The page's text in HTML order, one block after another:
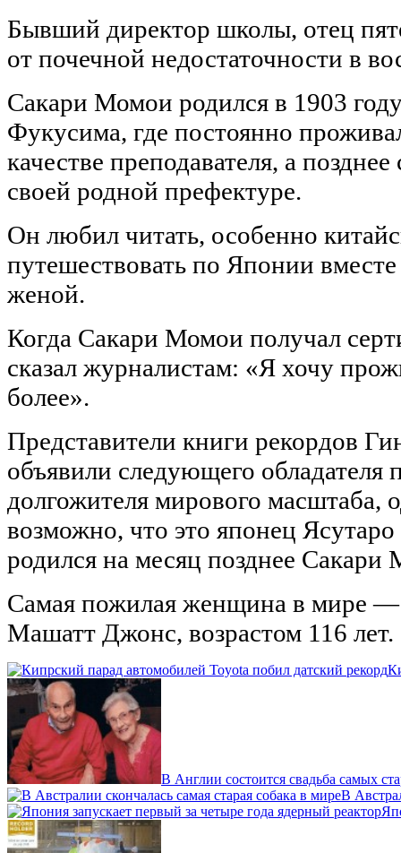
Бывший директор школы, отец
от почечной недостаточности в
Сакари Момои родился в 1903
Фукусима, где постоянно
качестве преподавателя, а позднее
своей родной префектуре.
Он любил читать, особенно
путешествовать по Японии
женой.
Когда Сакари Момои получал
сказал журналистам: «Я хочу
более».
Представители книги рекордов
объявили следующего обладателя
долгожителя мирового масштаба,
возможно, что это японец
родился на месяц позднее Сакари
Самая пожилая женщина в мире
Машатт Джонс, возрастом 116 лет.
В Англии состоится свадьба самых
В